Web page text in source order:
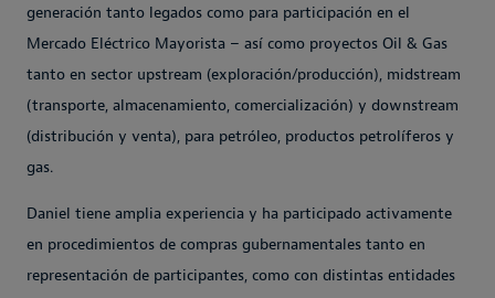
generación tanto legados como para participación en el
Mercado Eléctrico Mayorista – así como proyectos Oil & Gas
tanto en sector upstream (exploración/producción), midstream
(transporte, almacenamiento, comercialización) y downstream
(distribución y venta), para petróleo, productos petrolíferos y
gas.
Daniel tiene amplia experiencia y ha participado activamente
en procedimientos de compras gubernamentales tanto en
representación de participantes, como con distintas entidades